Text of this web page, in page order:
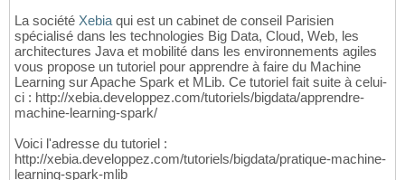
La société Xebia qui est un cabinet de conseil Parisien
spécialisé dans les technologies Big Data, Cloud, Web, les
architectures Java et mobilité dans les environnements agiles
vous propose un tutoriel pour apprendre à faire du Machine
Learning sur Apache Spark et MLib. Ce tutoriel fait suite à celui-
ci : http://xebia.developpez.com/tutoriels/bigdata/apprendre-
machine-learning-spark/
Voici l'adresse du tutoriel :
http://xebia.developpez.com/tutoriels/bigdata/pratique-machine-
learning-spark-mlib